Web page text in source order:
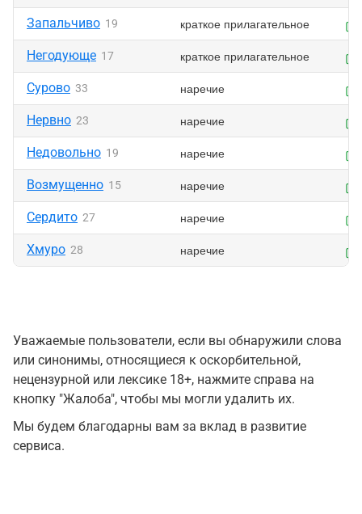
Запальчиво 19 краткое прилагательное
Негодующе 17 краткое прилагательное
Сурово 33 наречие
Нервно 23 наречие
Недовольно 19 наречие
Возмущенно 15 наречие
Сердито 27 наречие
Хмуро 28 наречие
Уважаемые пользователи, если вы обнаружили слова
или синонимы, относящиеся к оскорбительной,
нецензурной или лексике 18+, нажмите справа на
кнопку "Жалоба", чтобы мы могли удалить их.
Мы будем благодарны вам за вклад в развитие
сервиса.